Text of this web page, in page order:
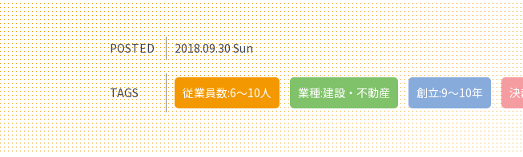
POSTED 2018.09.30 Sun
TAGS 従業員数:6～10人 業種:建設・不動産 創立:9〜10年